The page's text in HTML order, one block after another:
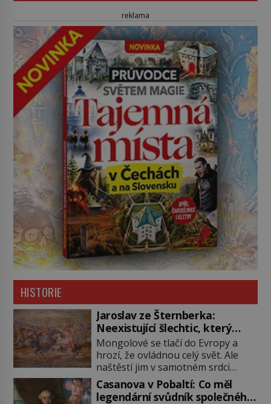
reklama
HISTORIE
Jaroslav ze Šternberka:
Neexistující šlechtic, který
z Moravy vyžene Mongoly
Mongolové se tlačí do Evropy a
hrozí, že ovládnou celý svět. Ale
naštěstí jim v samotném srdci
Evropy stojí v cestě malé, ale silné
království, které dokáže
Casanova v Pobaltí: Co měl
legendární svůdník společného